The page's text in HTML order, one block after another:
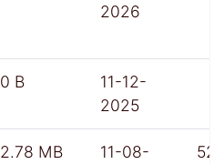
2026
0 B
11-12-
2025
2.78 MB
11-08-